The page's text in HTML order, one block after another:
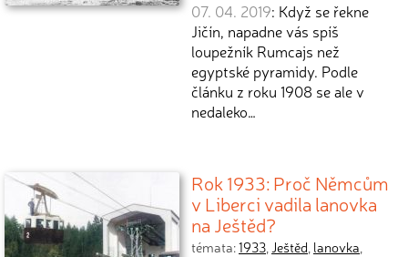
07. 04. 2019: Když se řekne
Jičín, napadne vás spíš
loupežník Rumcajs než
egyptské pyramidy. Podle
článku z roku 1908 se ale v
nedaleko…
Rok 1933: Proč Němcům
v Liberci vadila lanovka
na Ještěd?
témata:1933,Ještěd, lanovka,